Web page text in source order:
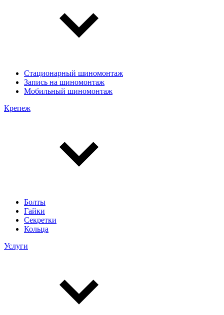
Стационарный шиномонтаж
Запись на шиномонтаж
Мобильный шиномонтаж
Крепеж
Болты
Гайки
Секретки
Кольца
Услуги